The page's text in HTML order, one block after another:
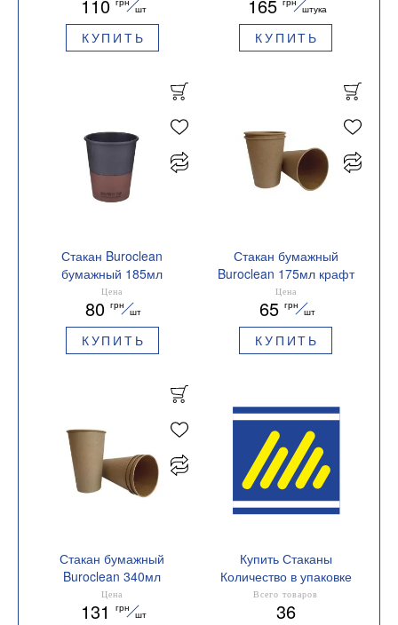
1080044
110 шт
КУПИТЬ
165 штука
КУПИТЬ
Стакан Buroclean
бумажный 185мл
GRAPHITE CUP 50штук
1080043
Цена
80 грн
шт
КУПИТЬ
Стакан бумажный
Buroclean 175мл крафт
50шт/уп BUROCLEAN
1080035
Цена
65 грн
шт
КУПИТЬ
Стакан бумажный
Buroclean 340мл
однослойный крафт
50шт/уп 1080037
Цена
131 грн
шт
Купить Стаканы
Количество в упаковке
50 шт.
Всего товаров
36